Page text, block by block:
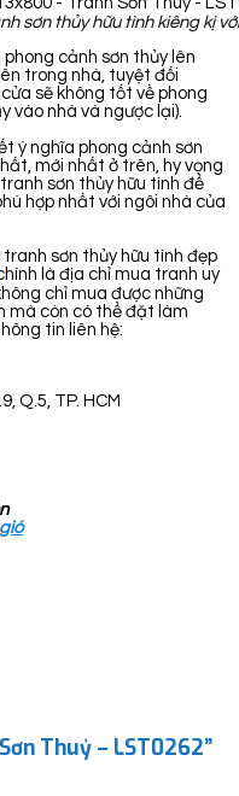
sơn thủy hữu tình kiêng kị
cảnh sơn thủy lên
trong nhà, tuyệt đối
sẽ không tốt về phong
vào nhà và ngược lại).
ý nghĩa phong cảnh sơn
mới nhất ở trên, hy vọng
sơn thủy hữu tình để
hợp nhất với ngôi nhà của
sơn thủy hữu tình đẹp
là địa chỉ mua tranh uy
chỉ mua được những
mà còn có thể đặt làm
tin liên hệ:
Q.5, TP. HCM
Thuỷ – LST0262”